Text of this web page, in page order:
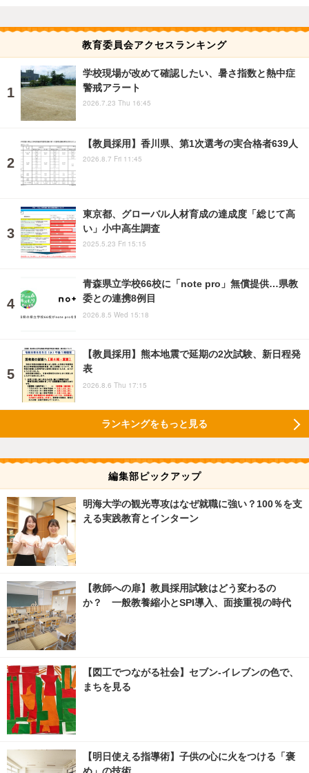
教育委員会アクセスランキング
学校現場が改めて確認したい、暑さ指数と熱中症
警戒アラート
2026.7.23 Thu 16:45
【教員採用】香川県、第1次選考の実合格者639人
2026.8.7 Fri 11:45
東京都、グローバル人材育成の達成度「総じて高
い」小中高生調査
2025.5.23 Fri 15:15
青森県立学校66校に「note pro」無償提供…県教
委との連携8例目
2026.8.5 Wed 15:18
【教員採用】熊本地震で延期の2次試験、新日程発
表
2026.8.6 Thu 17:15
ランキングをもっと見る
編集部ピックアップ
明海大学の観光専攻はなぜ就職に強い？100％を支
える実践教育とインターン
【教師への扉】教員採用試験はどう変わるの
か？ 一般教養縮小とSPI導入、面接重視の時代
【図工でつながる社会】セブン‐イレブンの色で、
まちを見る
【明日使える指導術】子供の心に火をつける「褒